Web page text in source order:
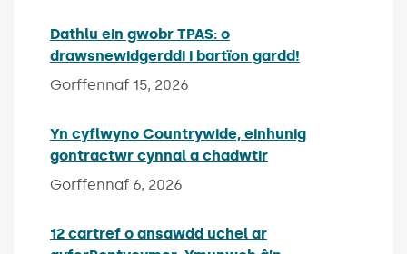
Dathlu ein gwobr TPAS: o
drawsnewidgerddi i bartïon gardd!
Gorffennaf 15, 2026
Yn cyflwyno Countrywide, einhunig
gontractwr cynnal a chadwtir
Gorffennaf 6, 2026
12 cartref o ansawdd uchel ar